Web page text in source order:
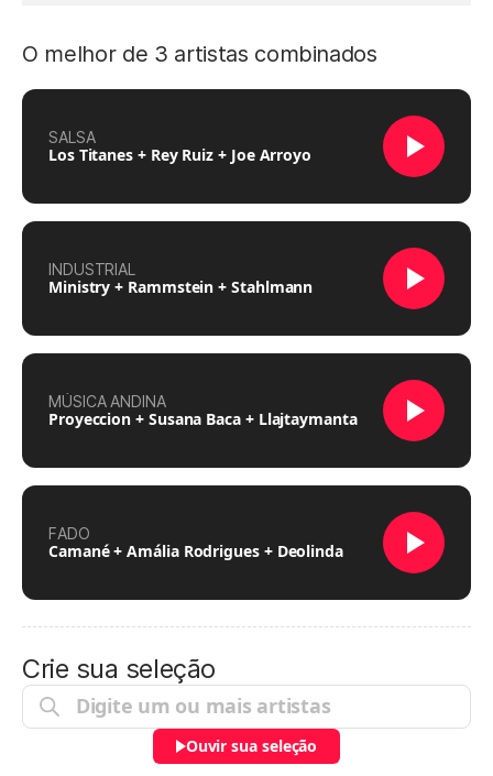
O melhor de 3 artistas combinados
SALSA
Los Titanes + Rey Ruiz + Joe Arroyo
INDUSTRIAL
Ministry + Rammstein + Stahlmann
MÚSICA ANDINA
Proyeccion + Susana Baca + Llajtaymanta
FADO
Camané + Amália Rodrigues + Deolinda
Crie sua seleção
Ouvir sua seleção